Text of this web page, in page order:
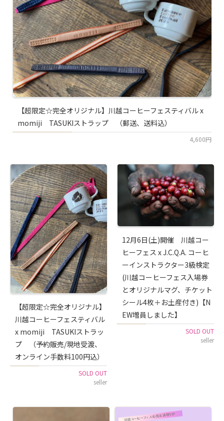
【超限定☆完全オリジナル】川越コーヒーフェスティバル x
momiji TASUKIストラップ （郵送、送料込）
4,600円
【超限定☆完全オリジナル】
川越コーヒーフェスティバル
x momiji TASUKIストラッ
プ （予約販売/現地受渡、
オンライン手数料100円込）
SOLD OUT
seller
12月6日(土)開催 川越コー
ヒーフェス x J.C.Q.A. コーヒ
ーインストラクター3級検定
(川越コーヒーフェス入場券
とオリジナルマグ、チケット
シール4枚＋お土産付き)【N
EW増員しました】
SOLD OUT
seller